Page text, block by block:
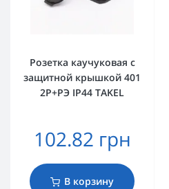
Розетка каучуковая с
защитной крышкой 401
2Р+РЭ IP44 TAKEL
102.82 грн
В корзину